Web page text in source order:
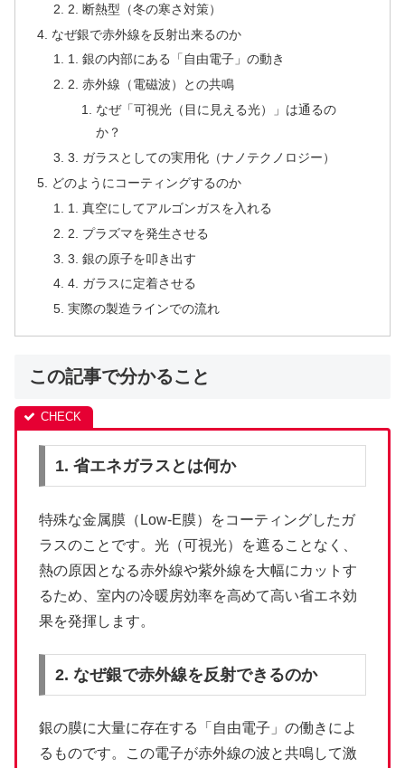
2. 断熱型（冬の寒さ対策）
なぜ銀で赤外線を反射出来るのか
1. 銀の内部にある「自由電子」の動き
2. 赤外線（電磁波）との共鳴
なぜ「可視光（目に見える光）」は通るの
か？
3. ガラスとしての実用化（ナノテクノロジー）
どのようにコーティングするのか
1. 真空にしてアルゴンガスを入れる
2. プラズマを発生させる
3. 銀の原子を叩き出す
4. ガラスに定着させる
実際の製造ラインでの流れ
この記事で分かること
1. 省エネガラスとは何か
特殊な金属膜（Low-E膜）をコーティングしたガ
ラスのことです。光（可視光）を遮ることなく、
熱の原因となる赤外線や紫外線を大幅にカットす
るため、室内の冷暖房効率を高めて高い省エネ効
果を発揮します。
2. なぜ銀で赤外線を反射できるのか
銀の膜に大量に存在する「自由電子」の働きによ
るものです。この電子が赤外線の波と共鳴して激